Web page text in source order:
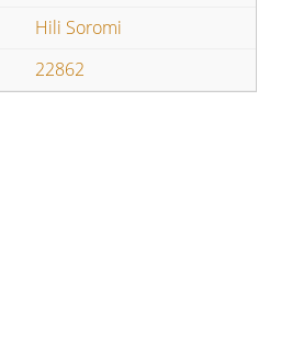
Hili Soromi
22862